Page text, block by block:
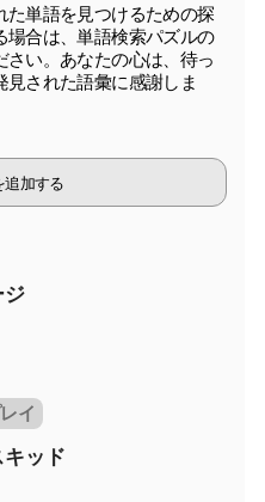
た単語を見つけるための探
合は、単語検索パズルの
い。あなたの心は、待っ
された語彙に感謝しま
追加する
ジ
イ
ッド